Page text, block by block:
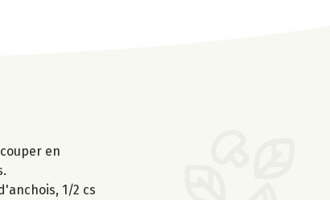
en
1/2 cs